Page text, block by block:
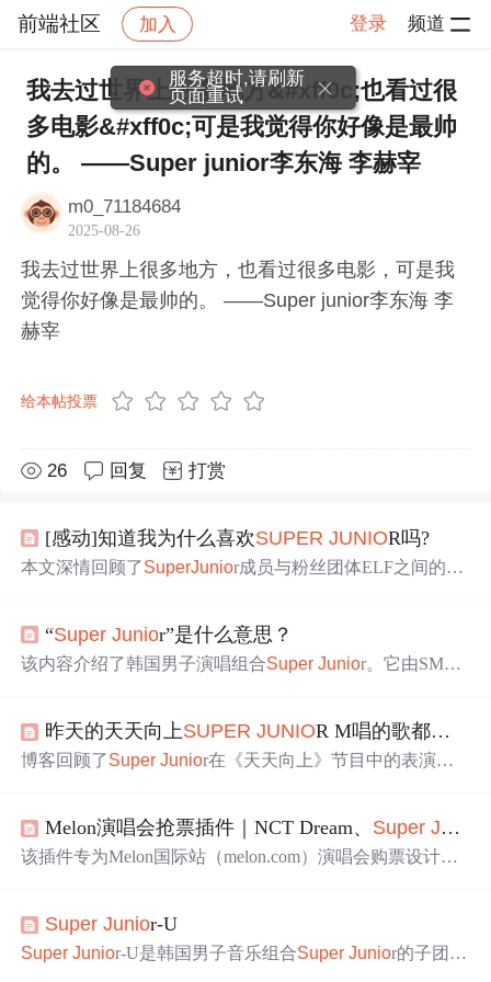
前端社区 加入 登录 频道
社区 前端社区 感慨 帖子详情
我去过世界上很多地方&#xff0c;也看过很
多电影&#xff0c;可是我觉得你好像是最帅
的。 ——Super junior李东海 李赫宰
m0_71184684
2025-08-26
我去过世界上很多地方，也看过很多电影，可是我
觉得你好像是最帅的。 ——Super junior李东海 李
赫宰
给本帖投票
26 回复 打赏
[感动]知道我为什么喜欢SUPER JUNIOR吗?
本文深情回顾了SuperJunior成员与粉丝团体ELF之间的深
“Super Junior”是什么意思？
该内容介绍了韩国男子演唱组合Super Junior。它由SM娱
拓展领域，成员在多领域表现突出，是韩国娱乐圈“长寿组
合”代表。
昨天的天天向上SUPER JUNIOR M唱的歌都有啥，包括弹小提琴唱的和清唱的，要所有的歌！ 娱乐休闲
博客回顾了Super Junior在《天天向上》节目中的表演，
Melon演唱会抢票插件｜NCT Dream、 Super Ju nio
该插件专为Melon国际站（melon.com）演唱会购票设计，
acOS系统，无需编程基础，提供中文教程与实时反馈。作
为浏览器端辅助工具，适用于R/S/A/B等级座位选择，并直
Super Junior-U
Super Junior-U是韩国男子音乐组合Super Junior的子团
服务超时,请刷新
页面重试